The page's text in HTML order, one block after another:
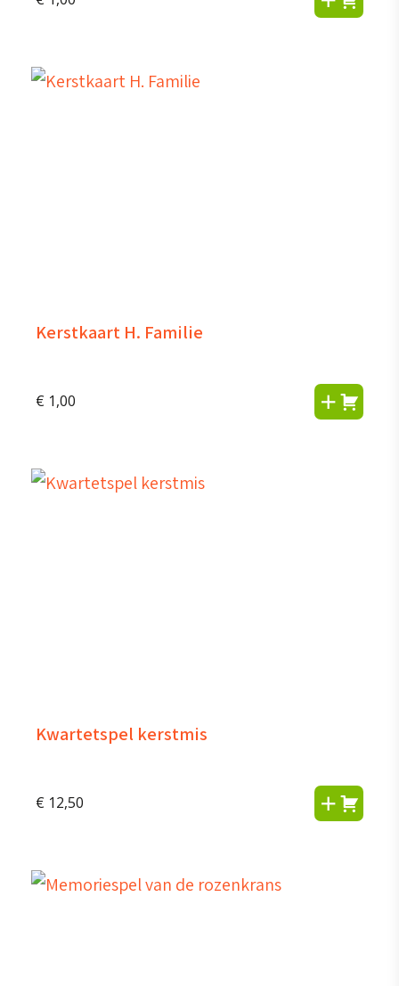
Kerstkaart H. Familie
€ 1,00
Kwartetspel kerstmis
€ 12,50